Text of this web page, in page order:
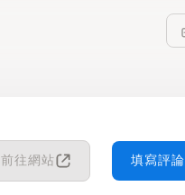
前往網站 填寫評論